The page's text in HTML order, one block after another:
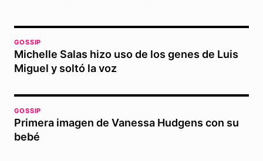
GOSSIP
Michelle Salas hizo uso de los genes de Luis
Miguel y soltó la voz
GOSSIP
Primera imagen de Vanessa Hudgens con su
bebé